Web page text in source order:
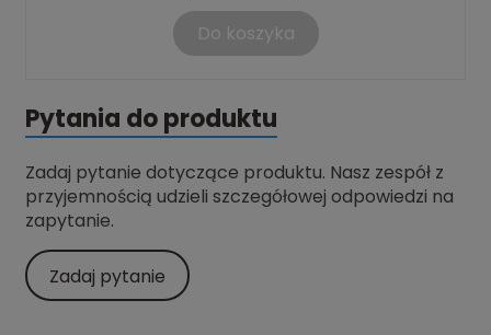
Do koszyka
Pytania do produktu
Zadaj pytanie dotyczące produktu. Nasz zespół z
przyjemnością udzieli szczegółowej odpowiedzi na
zapytanie.
Zadaj pytanie